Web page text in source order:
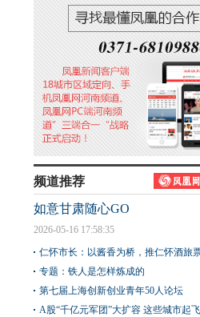
频道推荐
如意甘肃随心GO
2026-05-16 17:58:35
仁怀市长：以酱香为桥，推仁怀酒旅
专题：铁人是怎样炼成的
第七届上海创新创业青年50人论坛
A股“千亿元军团”大扩容 这些城市起